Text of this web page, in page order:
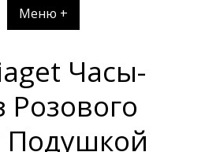
Меню +
Часы-
Розового
Подушкой